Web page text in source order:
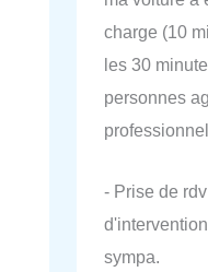
charge (10
les 30
personnes
- Prise de
sympa.